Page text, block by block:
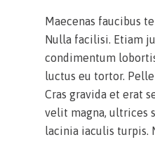
Maecenas faucibus
Nulla facilisi. Etiam
condimentum
luctus eu tortor.
Cras gravida et erat
velit magna, ultrices
lacinia iaculis turpis.